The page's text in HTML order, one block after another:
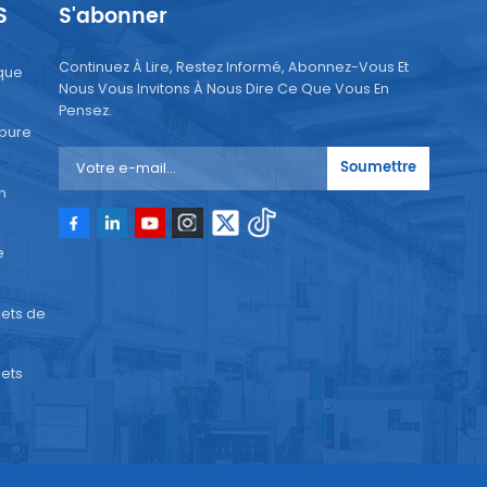
de
S'abonner
Continuez À Lire, Restez Informé, Abonnez-Vous Et
Nous Vous Invitons À Nous Dire Ce Que Vous En
Pensez.
Soumettre